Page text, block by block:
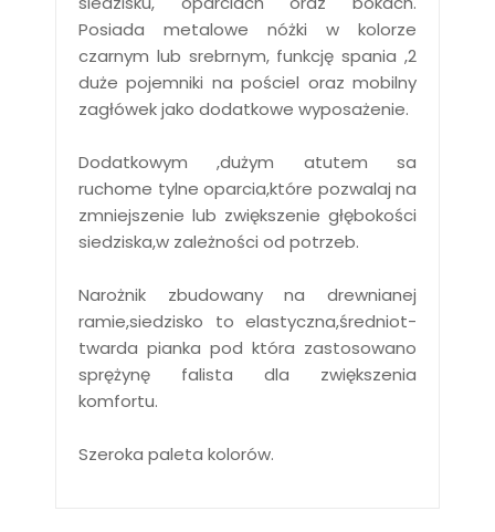
Posiada metalowe nóżki w kolorze
czarnym lub srebrnym, funkcję spania ,2
duże pojemniki na pościel oraz mobilny
zagłówek jako dodatkowe wyposażenie.
Dodatkowym ,dużym atutem sa
ruchome tylne oparcia,które pozwalaj na
zmniejszenie lub zwiększenie głębokości
siedziska,w zależności od potrzeb.
Narożnik zbudowany na drewnianej
ramie,siedzisko to elastyczna,średniot-
twarda pianka pod która zastosowano
sprężynę falista dla zwiększenia
komfortu.
Szeroka paleta kolorów.